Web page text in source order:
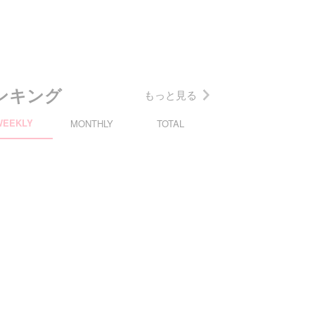
キング もっと見る
MONTHLY TOTAL